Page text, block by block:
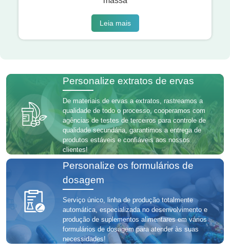
Leia mais
Personalize extratos de ervas
De materiais de ervas a extratos, rastreamos a
qualidade de todo o processo, cooperamos com
agências de testes de terceiros para controle de
qualidade secundária, garantimos a entrega de
produtos estáveis ​​e confiáveis ​​aos nossos
clientes!
Personalize os formulários de
dosagem
Serviço único, linha de produção totalmente
automática, especializada no desenvolvimento e
produção de suplementos alimentares em vários
formulários de dosagem para atender às suas
necessidades!